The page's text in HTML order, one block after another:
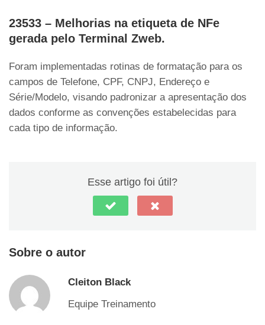
23533 – Melhorias na etiqueta de NFe
gerada pelo Terminal Zweb.
Foram implementadas rotinas de formatação para os
campos de Telefone, CPF, CNPJ, Endereço e
Série/Modelo, visando padronizar a apresentação dos
dados conforme as convenções estabelecidas para
cada tipo de informação.
Esse artigo foi útil?
Sobre o autor
Cleiton Black
Equipe Treinamento